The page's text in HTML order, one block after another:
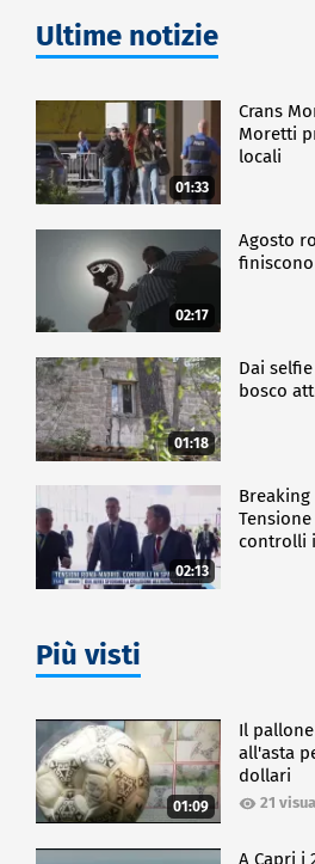
Ultime notizie
01:33
Crans
Moretti
locali
02:17
Agosto
01:18
Dai
bosco
02:13
Breaking
controlli
Più visti
01:09
Il
all'asta
dollari
21
A Capri i